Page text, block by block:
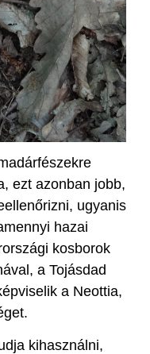
ezt azonban jobb,
ugyanis
hazai
kosborok
a Tojásdad
a Neottia,
kihasználni,